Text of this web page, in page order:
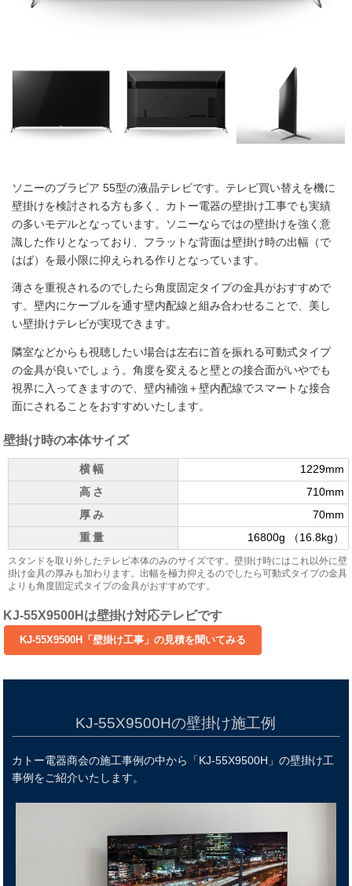
ソニーのブラビア 55型の液晶テレビです。テレビ買い替えを機に
壁掛けを検討される方も多く、カトー電器の壁掛け工事でも実績
の多いモデルとなっています。ソニーならではの壁掛けを強く意
識した作りとなっており、フラットな背面は壁掛け時の出幅（で
はば）を最小限に抑えられる作りとなっています。
薄さを重視されるのでしたら角度固定タイプの金具がおすすめで
す。壁内にケーブルを通す壁内配線と組み合わせることで、美し
い壁掛けテレビが実現できます。
隣室などからも視聴したい場合は左右に首を振れる可動式タイプ
の金具が良いでしょう。角度を変えると壁との接合面がいやでも
視界に入ってきますので、壁内補強＋壁内配線でスマートな接合
面にされることをおすすめいたします。
壁掛け時の本体サイズ
スタンドを取り外したテレビ本体のみのサイズです。壁掛け時にはこれ以外に壁
掛け金具の厚みも加わります。出幅を極力抑えるのでしたら可動式タイプの金具
よりも角度固定式タイプの金具がおすすめです。
横幅
1229mm
高さ
710mm
厚み
70mm
重量
16800g （16.8kg）
KJ-55X9500Hは壁掛け対応テレビです
KJ-55X9500Hの壁掛け施工例
カトー電器商会の施工事例の中から「KJ-55X9500H」の壁掛け工
事例をご紹介いたします。